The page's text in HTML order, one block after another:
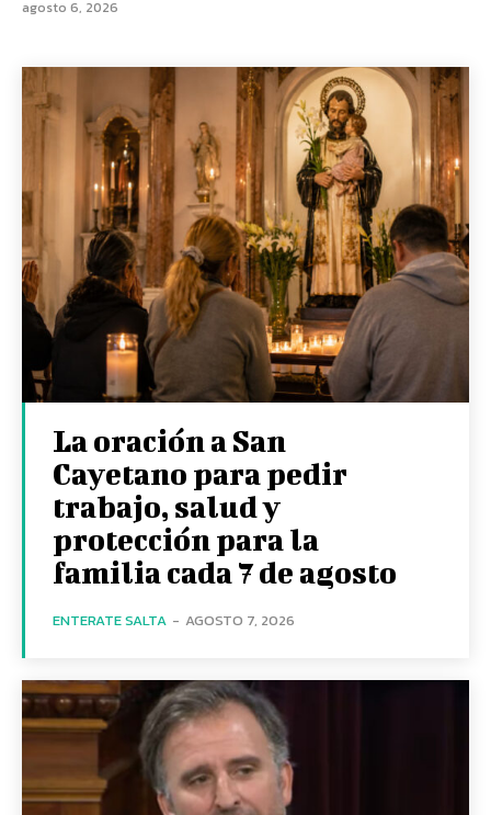
agosto 6, 2026
La oración a San
Cayetano para pedir
trabajo, salud y
protección para la
familia cada 7 de agosto
ENTERATE SALTA - AGOSTO 7, 2026